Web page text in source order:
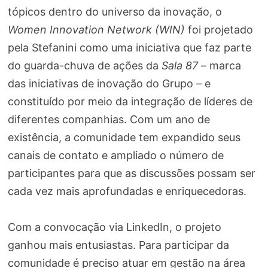
tópicos dentro do universo da inovação, o
Women Innovation Network (WIN) foi projetado
pela Stefanini como uma iniciativa que faz parte
do guarda-chuva de ações da Sala 87– marca
das iniciativas de inovação do Grupo – e
constituído por meio da integração de líderes de
diferentes companhias. Com um ano de
existência, a comunidade tem expandido seus
canais de contato e ampliado o número de
participantes para que as discussões possam ser
cada vez mais aprofundadas e enriquecedoras.
Com a convocação via LinkedIn, o projeto
ganhou mais entusiastas. Para participar da
comunidade é preciso atuar em gestão na área